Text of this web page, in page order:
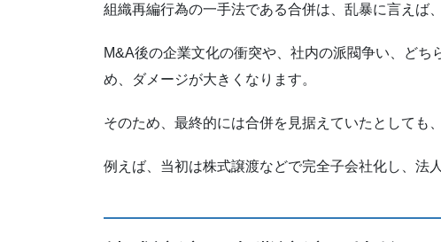
組織再編行為の一手法である合併は、乱暴に言えば
M&A後の企業文化の衝突や、社内の派閥争い、ど
め、ダメージが大きくなります。
そのため、最終的には合併を見据えていたとしても
例えば、当初は株式譲渡などで完全子会社化し、法